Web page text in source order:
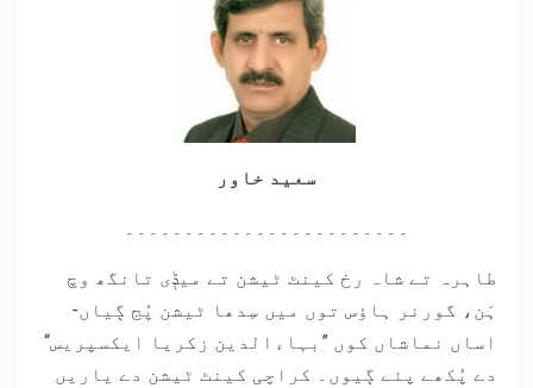
سعید خاور
۔۔۔۔۔۔۔۔۔۔۔۔۔۔۔۔۔۔۔۔۔۔۔۔
طاہرہ تے شاہ رخ کینٹ ٹیشن تے میݙی تانگھ وچ
ہَن، گورنر ہاؤس توں میں سِدھا ٹیشن پُج ڳیاں-
اساں نماشاں کوں ”بہاءالدین زکریا ایکسپریس“
دے پُکھے پئے ڳیوں۔ کراچی کینٹ ٹیشن دے یاریں